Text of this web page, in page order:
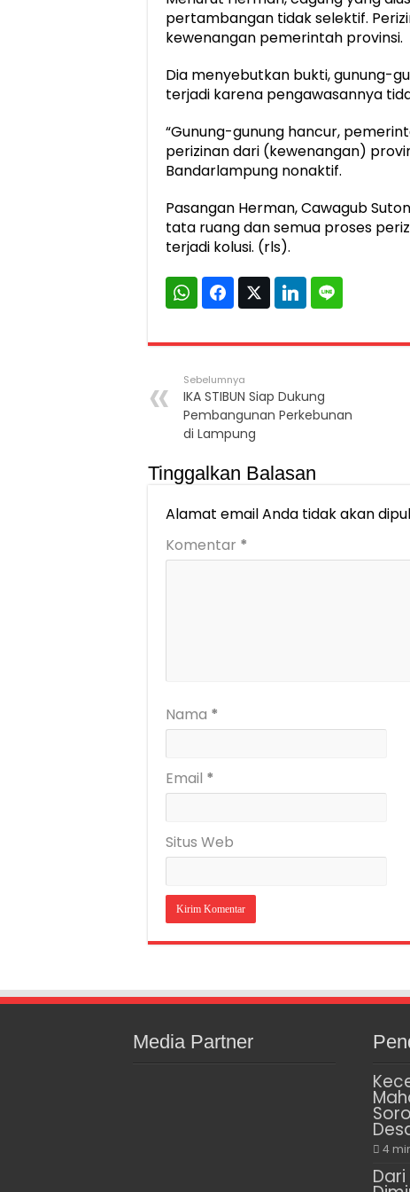
pertambangan tidak selektif.
kewenangan pemerintah provinsi.
Dia menyebutkan bukti, gunung-
terjadi karena pengawasannya
“Gunung-gunung hancur,
perizinan dari (kewenangan)
Bandarlampung nonaktif.
Pasangan Herman, Cawagub
tata ruang dan semua proses
terjadi kolusi. (rls).
Sebelumnya
IKA STIBUN Siap Dukung
Pembangunan Perkebunan
di Lampung
Tinggalkan Balasan
Alamat email Anda tidak akan
Komentar *
Nama *
Email *
Situs Web
Media Partner
4